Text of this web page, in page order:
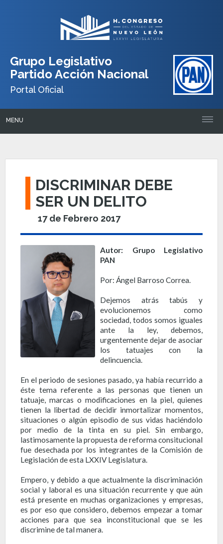
Grupo Legislativo
Partido Acción Nacional
Portal Oficial
MENU
DISCRIMINAR DEBE
SER UN DELITO
17 de Febrero 2017
Autor: Grupo Legislativo
PAN
Por: Ángel Barroso Correa.
Dejemos atrás tabús y
evolucionemos como
sociedad, todos somos iguales
ante la ley, debemos,
urgentemente dejar de asociar
los tatuajes con la
delincuencia.
En el periodo de sesiones pasado, ya había recurrido a
éste tema referente a las personas que tienen un
tatuaje, marcas o modificaciones en la piel, quienes
tienen la libertad de decidir inmortalizar momentos,
situaciones o algún episodio de sus vidas haciéndolo
por medio de la tinta en su piel. Sin embargo,
lastimosamente la propuesta de reforma consitucional
fue desechada por los integrantes de la Comisión de
Legislación de esta LXXIV Legislatura.
Empero, y debido a que actualmente la discriminación
social y laboral es una situación recurrente y que aún
está presente en muchas organizaciones y empresas,
es por eso que considero, debemos empezar a tomar
acciones para que sea inconstitucional que se les
discrimine de tal manera.